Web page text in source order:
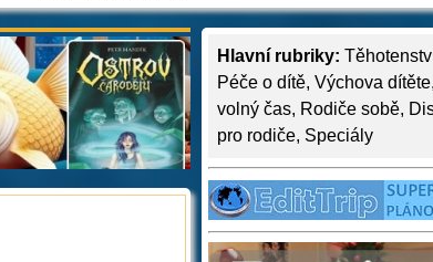
Hlavní rubriky:
Péče o dítě, Výchova dítěte,
volný čas, Rodiče sobě,
pro rodiče, Speciály